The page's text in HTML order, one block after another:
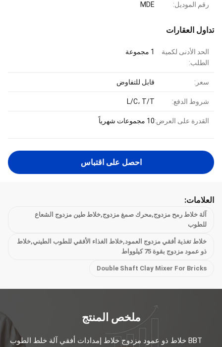
رقم الموديل: MDE
تداول العقارات
الحد الأدنى لكمية
الطلب:
1 مجموعة
سعر: قابل للتفاوض
شروط الدفع: L/C، T/T
القدرة على العرض:10 مجموعات شهرياً
احصل على اقتباس
العلامات:
آلة خلاط رمح مزدوج,محرك صمغ مزدوج,خلاط طين مزدوج الشعاع
للطوب
خلاط تغذية أفقي مزدوج العمود,خلاط الغذاء الأفقي للطوب الطيني,خلاط
ذو عمود مزدوج بقوة 75 كيلوواط
Double Shaft Clay Mixer For Bricks
ملخص المنتج